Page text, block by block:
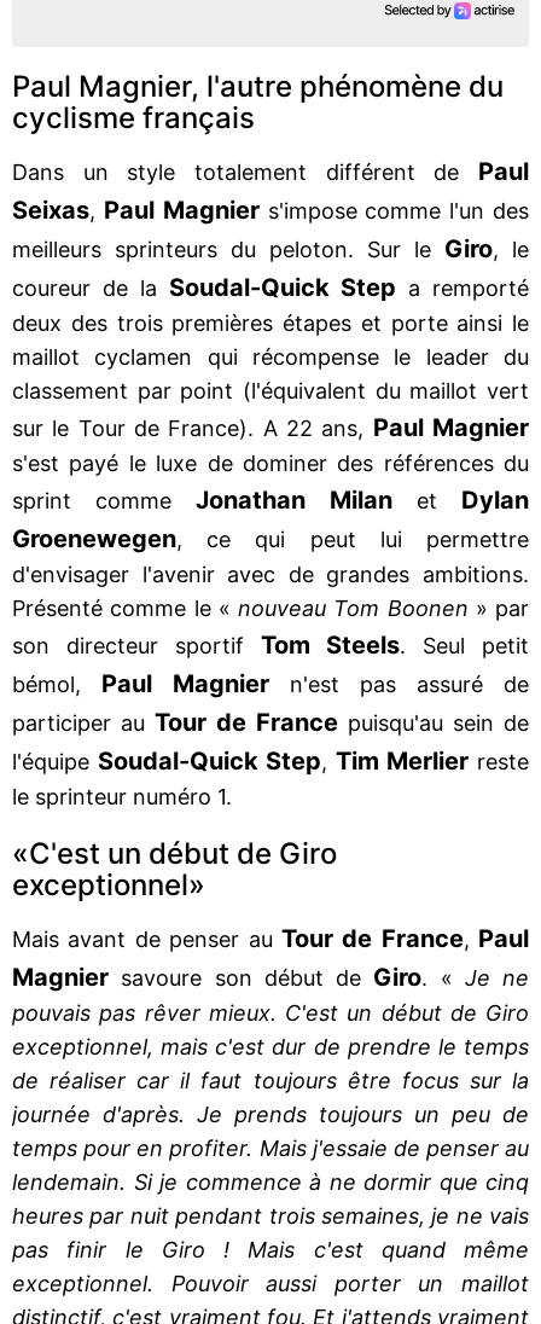
Paul Magnier, l'autre phénomène du
cyclisme français
Dans un style totalement différent de Paul
Seixas, Paul Magniers'impose comme l'un des
meilleurs sprinteurs du peloton. Sur le Giro, le
coureur de la Soudal-Quick Step a remporté
deux des trois premières étapes et porte ainsi le
maillot cyclamen qui récompense le leader du
classement par point (l'équivalent du maillot vert
sur le Tour de France). A 22 ans, Paul Magnier
s'est payé le luxe de dominer des références du
sprint comme Jonathan Milan et Dylan
Groenewegen, ce qui peut lui permettre
d'envisager l'avenir avec de grandes ambitions.
Présenté comme le « nouveau Tom Boonen » par
son directeur sportif Tom Steels. Seul petit
bémol, Paul Magnier n'est pas assuré de
participer au Tour de France puisqu'au sein de
l'équipe Soudal-Quick Step, Tim Merlier reste
le sprinteur numéro 1.
«C'est un début de Giro
exceptionnel»
Mais avant de penser au Tour de France, Paul
Magnier savoure son début de Giro. « Je ne
pouvais pas rêver mieux. C'est un début de Giro
exceptionnel, mais c'est dur de prendre le temps
de réaliser car il faut toujours être focus sur la
journée d'après. Je prends toujours un peu de
temps pour en profiter. Mais j'essaie de penser au
lendemain. Si je commence à ne dormir que cinq
heures par nuit pendant trois semaines, je ne vais
pas finir le Giro ! Mais c'est quand même
exceptionnel. Pouvoir aussi porter un maillot
distinctif, c'est vraiment fou. Et j'attends vraiment